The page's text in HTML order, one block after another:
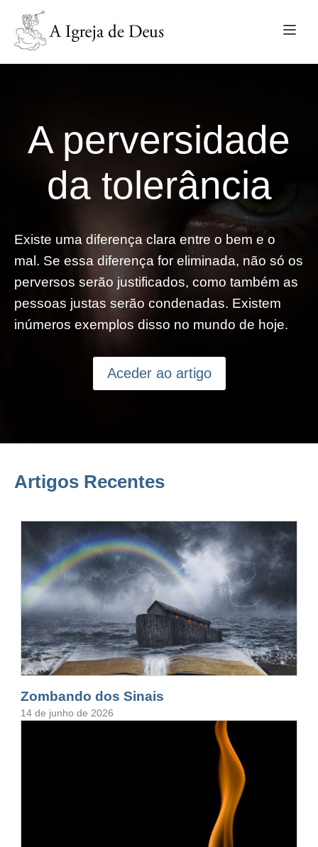
A perversidade
da tolerância
Existe uma diferença clara entre o bem e o
mal. Se essa diferença for eliminada, não só os
perversos serão justificados, como também as
pessoas justas serão condenadas. Existem
inúmeros exemplos disso no mundo de hoje.
Aceder ao artigo
Artigos Recentes
Zombando dos Sinais
14 de junho de 2026